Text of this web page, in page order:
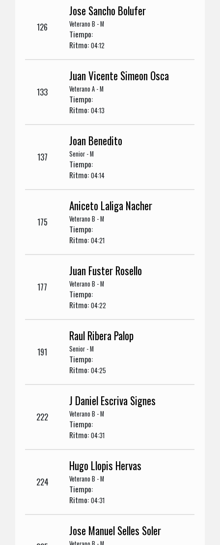
126
Jose Sancho Bolufer
Veterano B - M
Tiempo:
Ritmo:04:12
133
Juan Vicente Simeon Osca
Veterano A - M
Tiempo:
Ritmo:04:13
137
Joan Benedito
Senior - M
Tiempo:
Ritmo:04:14
175
Aniceto Laliga Nacher
Veterano B - M
Tiempo:
Ritmo:04:21
177
Juan Fuster Rosello
Veterano B - M
Tiempo:
Ritmo:04:22
191
Raul Ribera Palop
Senior - M
Tiempo:
Ritmo:04:25
222
J Daniel Escriva Signes
Veterano B - M
Tiempo:
Ritmo:04:31
224
Hugo Llopis Hervas
Veterano B - M
Tiempo:
Ritmo:04:31
Jose Manuel Selles Soler